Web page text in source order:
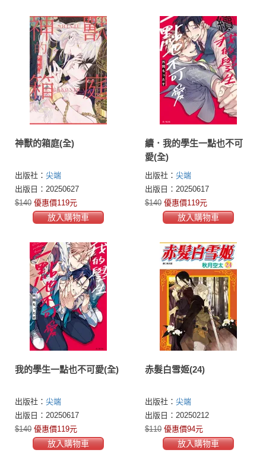
神獸的箱庭(全)
出版社： 尖端
出版日：20250627
$140 優惠價119元
放入購物車
續．我的學生一點也不可
愛(全)
出版社： 尖端
出版日：20250617
$140 優惠價119元
放入購物車
我的學生一點也不可愛(全)
出版社： 尖端
出版日：20250617
$140 優惠價119元
放入購物車
赤髮白雪姬(24)
出版社： 尖端
出版日：20250212
$110 優惠價94元
放入購物車